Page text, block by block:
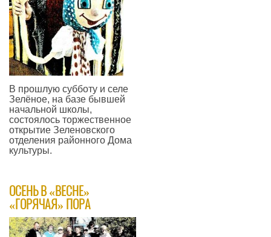
В прошлую субботу и селе
Зелёное, на базе бывшей
начальной школы,
состоялось торжественное
открытие Зеленовского
отделения районного Дома
культуры.
ОСЕНЬ В «ВЕСНЕ»
«ГОРЯЧАЯ» ПОРА